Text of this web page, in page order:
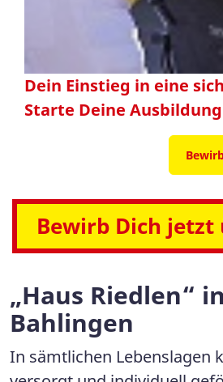
Dein Einstieg in eine
Starte Deine
Bewirb Dich jetzt
„Haus Riedlen“ in
Bahlingen
In sämtlichen Lebenslagen